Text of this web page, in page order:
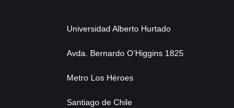
Universidad Alberto Hurtado
Avda. Bernardo O’Higgins 1825
Metro Los Héroes
Santiago de Chile